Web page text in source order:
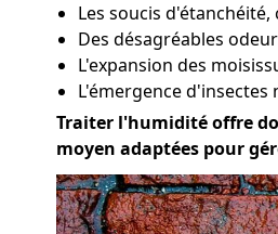
Les soucis
Des désagréables
L'expansion des
L'émergence
Traiter l'humidité offre
moyen adaptées pour